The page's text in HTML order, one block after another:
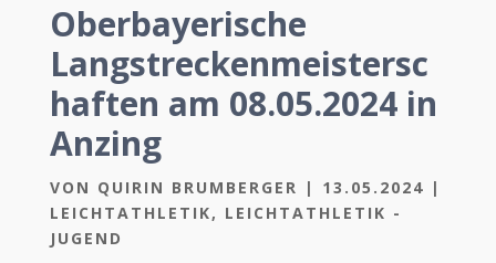
Oberbayerische
Langstreckenmeistersc
haften am 08.05.2024 in
Anzing
VON QUIRIN BRUMBERGER | 13.05.2024 |
LEICHTATHLETIK, LEICHTATHLETIK -
JUGEND